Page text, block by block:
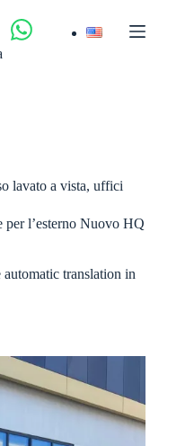
lavato a vista, uffici
l’esterno Nuovo HQ
translation in